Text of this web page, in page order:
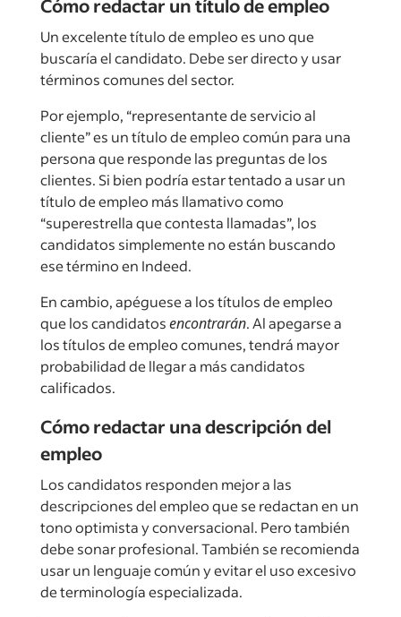
Cómo redactar un título de empleo
Un excelente título de empleo es uno que
buscaría el candidato. Debe ser directo y usar
términos comunes del sector.
Por ejemplo, “representante de servicio al
cliente” es un título de empleo común para una
persona que responde las preguntas de los
clientes. Si bien podría estar tentado a usar un
título de empleo más llamativo como
“superestrella que contesta llamadas”, los
candidatos simplemente no están buscando
ese término en Indeed.
En cambio, apéguese a los títulos de empleo
que los candidatosencontrarán. Al apegarse a
los títulos de empleo comunes, tendrá mayor
probabilidad de llegar a más candidatos
calificados.
Cómo redactar una descripción del
empleo
Los candidatos responden mejor a las
descripciones del empleo que se redactan en un
tono optimista y conversacional. Pero también
debe sonar profesional. También se recomienda
usar un lenguaje común y evitar el uso excesivo
de terminología especializada.